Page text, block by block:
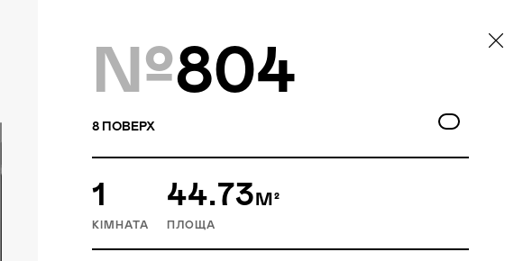
№804
8 ПОВЕРХ
1
КІМНАТА
44.73М²
ПЛОЩА